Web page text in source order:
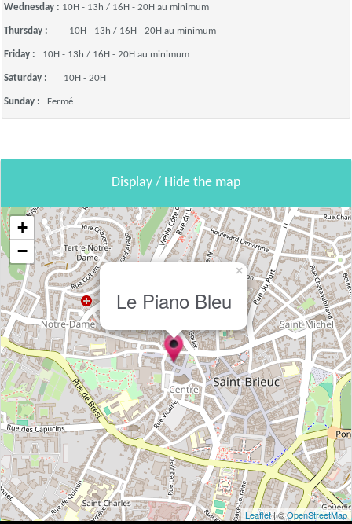
Wednesday : 10H - 13h / 16H - 20H au minimum
Thursday : 10H - 13h / 16H - 20H au minimum
Friday : 10H - 13h / 16H - 20H au minimum
Saturday : 10H - 20H
Sunday : Fermé
Display / Hide the map
Le Piano Bleu
×
+
−
Leaflet| ©OpenStreetMap